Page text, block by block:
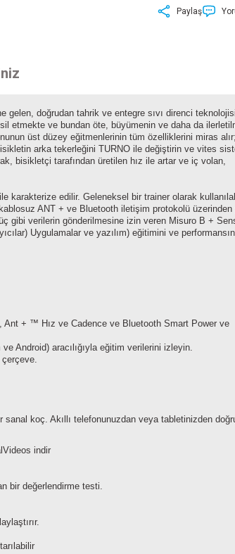
Paylaş
doğrudan tahrik ve entegre sıvı direnci
etmekte ve bundan öte, büyümenin ve daha da
üst düzey eğitmenlerinin tüm özelliklerini miras alır;
arka tekerleğini TURNO ile değiştirin ve vites
bisikletçi tarafından üretilen hız ile artar ve iç volan,
karakterize edilir. Geleneksel bir trainer olarak
ANT + ve Bluetooth iletişim protokolü üzerinden
gibi verilerin gönderilmesine izin veren Misuro B +
Uygulamalar ve yazılım) eğitimini ve
Ant + ™ Hız ve Cadence ve Bluetooth Smart Power ve
Android) aracılığıyla eğitim verilerini izleyin.
çerçeve.
koç. Akıllı telefonunuzdan veya tabletinizden
indir
bir değerlendirme testi.